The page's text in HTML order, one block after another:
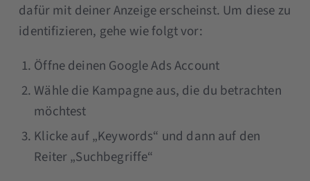
dafür mit deiner Anzeige erscheinst. Um diese zu
identifizieren, gehe wie folgt vor:
Öffne deinen Google Ads Account
Wähle die Kampagne aus, die du betrachten
möchtest
Klicke auf „Keywords“ und dann auf den
Reiter „Suchbegriffe“